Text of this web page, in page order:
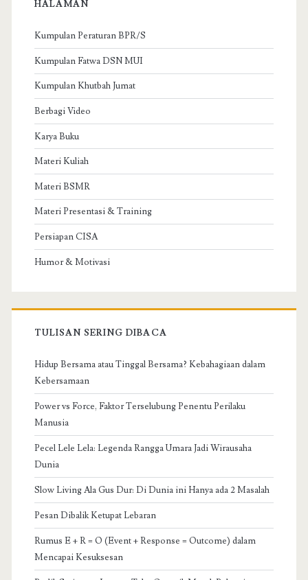
r
:
HALAMAN
Kumpulan Peraturan BPR/S
Kumpulan Fatwa DSN MUI
Kumpulan Khutbah Jumat
Berbagi Video
Karya Buku
Materi Kuliah
Materi BSMR
Materi Presentasi & Training
Persiapan CISA
Humor & Motivasi
TULISAN SERING DIBACA
Hidup Bersama atau Tinggal Bersama? Kebahagiaan dalam
Kebersamaan
Power vs Force, Faktor Terselubung Penentu Perilaku
Manusia
Pecel Lele Lela: Legenda Rangga Umara Jadi Wirausaha
Dunia
Slow Living Ala Gus Dur: Di Dunia ini Hanya ada 2 Masalah
Pesan Dibalik Ketupat Lebaran
Rumus E + R = O (Event + Response = Outcome) dalam
Mencapai Kesuksesan